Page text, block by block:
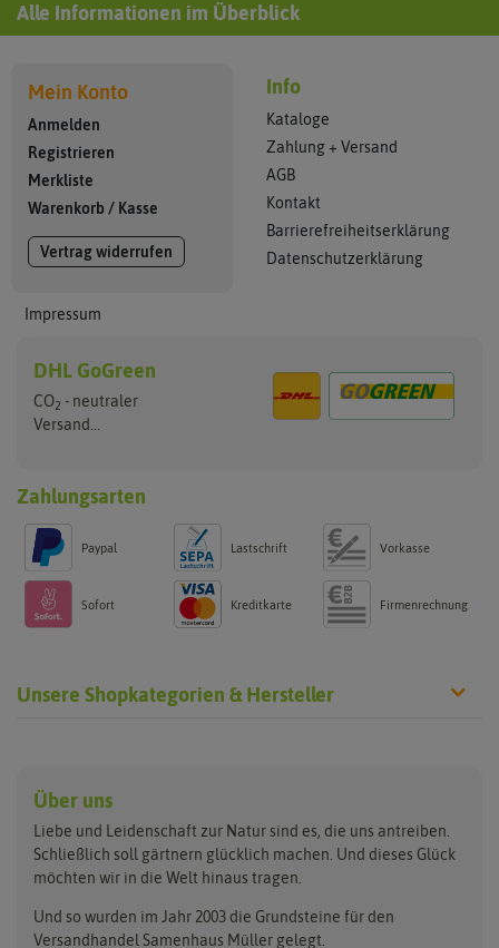
Alle Informationen im Überblick
Mein Konto
Anmelden
Registrieren
Merkliste
Warenkorb / Kasse
Vertrag widerrufen
Impressum
Info
Kataloge
Zahlung + Versand
AGB
Kontakt
Barrierefreiheitserklärung
Datenschutzerklärung
DHL GoGreen
CO2 - neutraler
Versand...
Zahlungsarten
Paypal Lastschrift Vorkasse
Sofort Kreditkarte Firmenrechnung
Unsere Shopkategorien & Hersteller
Anzuchtschalen
Beleuchtung
Folien, Vliese und Netze
Gartengeräte
Keimsprossen
Saatgut für Werbezwecke
Samen-Sets
Gemüsesamen
Benary
Buzzy Seeds
Clever Pots
Dürr-Samen
FLORTUS
Greenline
Grüne Oase
Über uns
Liebe und Leidenschaft zur Natur sind es, die uns antreiben.
Schließlich soll gärtnern glücklich machen. Und dieses Glück
möchten wir in die Welt hinaus tragen.
Und so wurden im Jahr 2003 die Grundsteine für den
Versandhandel Samenhaus Müller gelegt.